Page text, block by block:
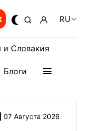
RU
и Словакия
Блоги
07 Августа 2026